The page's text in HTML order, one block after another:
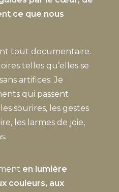
ce que nous
tout documentaire.
telles qu’elles se
artifices. Je
qui passent
sourires, les gestes
les larmes de joie,
en lumière
couleurs, aux